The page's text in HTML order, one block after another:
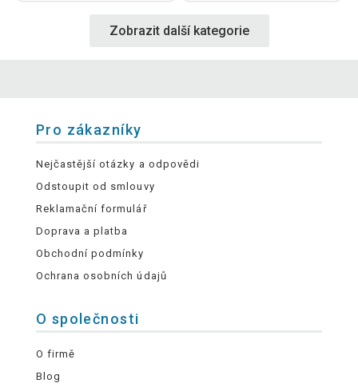
Zobrazit další kategorie
Pro zákazníky
Nejčastější otázky a odpovědi
Odstoupit od smlouvy
Reklamační formulář
Doprava a platba
Obchodní podmínky
Ochrana osobních údajů
O společnosti
O firmě
Blog